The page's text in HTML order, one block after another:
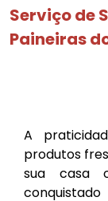
Serviço de
Paineiras
A
produtos
sua casa